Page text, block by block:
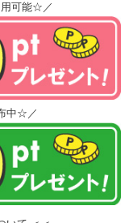
可能☆／
中☆／